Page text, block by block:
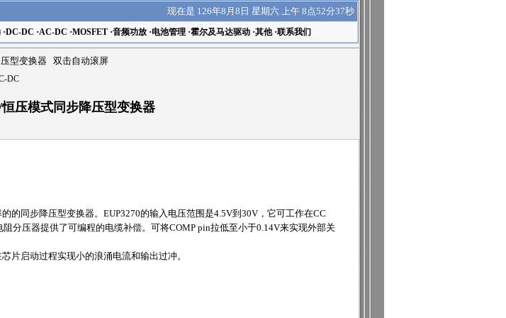
现在是 126年8月8日 星期六 上午 8点52分37秒
·DC-DC ·AC-DC ·MOSFET·音频功放·电池管理·霍尔及马达驱动·其他·联系我们
压型变换器 双击自动滚屏
DC
恒压模式同步降压型变换器
的同步降压型变换器。EUP3270的输入电压范围是4.5V到30V，它可工作在CC
分压器提供了可编程的电缆补偿。可将COMP pin拉低至小于0.14V来实现外部关
片启动过程实现小的浪涌电流和输出过冲。